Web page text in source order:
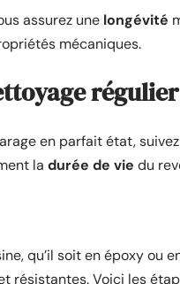
assurez une longévité
mécaniques.
en parfait état,
la durée de vie du
qu’il soit en époxy ou
résistantes. Voici les